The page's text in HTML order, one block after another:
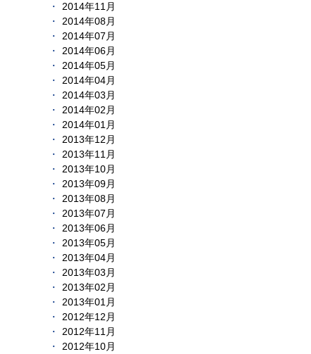
2014年11月
2014年08月
2014年07月
2014年06月
2014年05月
2014年04月
2014年03月
2014年02月
2014年01月
2013年12月
2013年11月
2013年10月
2013年09月
2013年08月
2013年07月
2013年06月
2013年05月
2013年04月
2013年03月
2013年02月
2013年01月
2012年12月
2012年11月
2012年10月